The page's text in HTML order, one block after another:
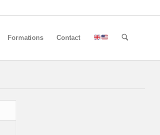
Formations Contact